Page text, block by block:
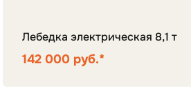
Лебедка электрическая 8,1 т
142 000 руб.*